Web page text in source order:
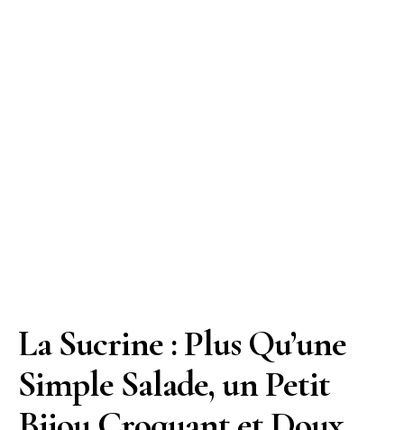
La Sucrine : Plus Qu’une
Simple Salade, un Petit